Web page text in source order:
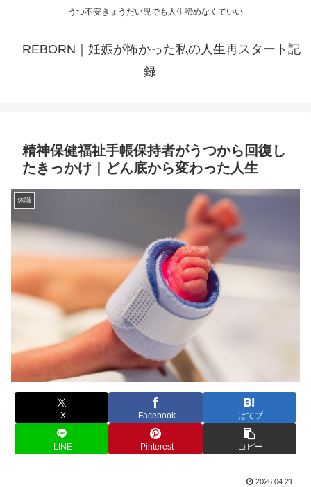
うつ不安きょうだい児でも人生諦めなくていい
REBORN｜妊娠が怖かった私の人生再スタート記
録
精神保健福祉手帳保持者がうつから回復し
たきっかけ｜どん底から変わった人生
休職
X Facebook はてブ
LINE Pinterest コピー
2026.04.21